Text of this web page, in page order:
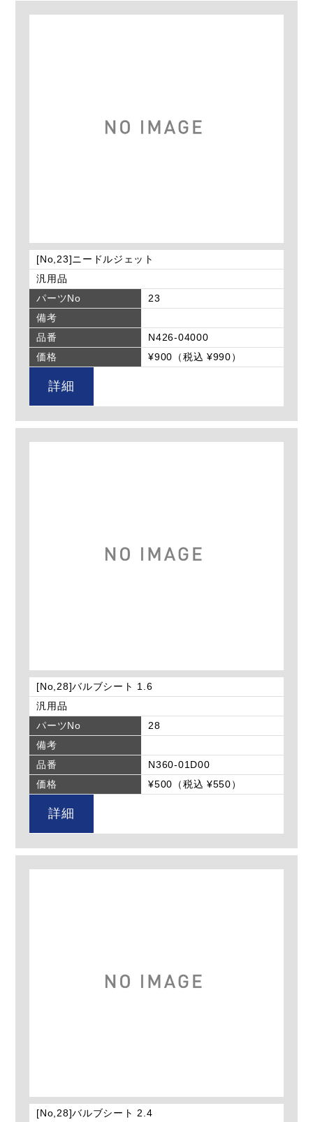
[No,23]ニードルジェット
汎用品
パーツNo
23
備考
品番
N426-04000
価格
¥900（税込 ¥990）
詳細
[No,28]バルブシート 1.6
汎用品
パーツNo
28
備考
品番
N360-01D00
価格
¥500（税込 ¥550）
詳細
[No,28]バルブシート 2.4